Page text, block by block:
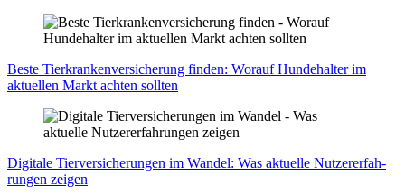
Bes­te Tier­kran­ken­ver­si­che­rung fin­den: Wor­auf Hun­de­hal­ter im
aktu­el­len Markt ach­ten soll­ten
Digi­ta­le Tier­ver­si­che­run­gen im Wan­del: Was aktu­el­le Nut­zer­er­fah­
run­gen zei­gen